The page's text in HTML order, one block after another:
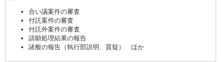
合い議案件の審査
付託案件の審査
付託外案件の審査
請願処理結果の報告
諸般の報告（執行部説明、質疑） ほか